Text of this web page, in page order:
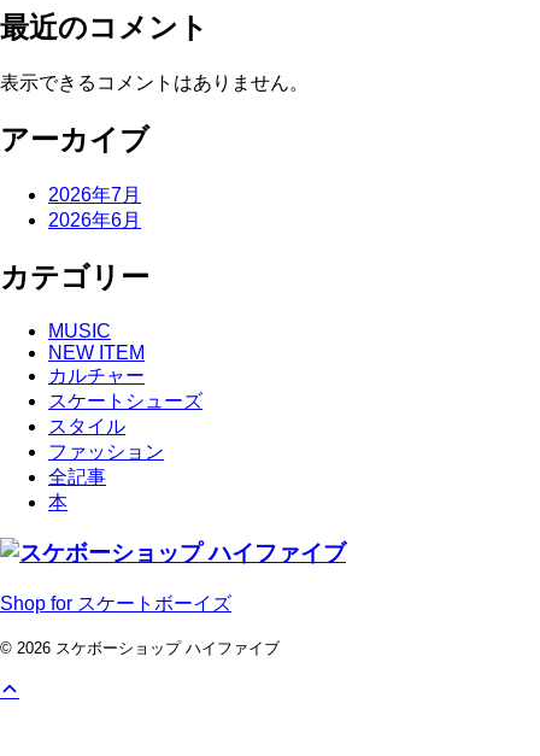
最近のコメント
表示できるコメントはありません。
アーカイブ
2026年7月
2026年6月
カテゴリー
MUSIC
NEW ITEM
カルチャー
スケートシューズ
スタイル
ファッション
全記事
本
Shop for スケートボーイズ
© 2026 スケボーショップ ハイファイブ